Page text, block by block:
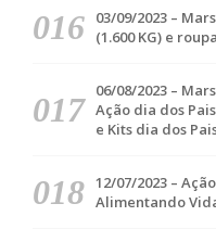
03/09/2023 –
(1.600 KG) e
06/08/2023 –
Ação dia dos
e Kits dia dos
12/07/2023 –
Alimentando